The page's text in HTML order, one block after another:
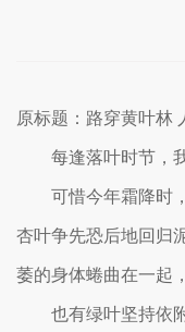
原标题：路穿黄叶林
每逢落叶时节，我
可惜今年霜降时，
杏叶争先恐后地回归
萎的身体蜷曲在一起
也有绿叶坚持依附